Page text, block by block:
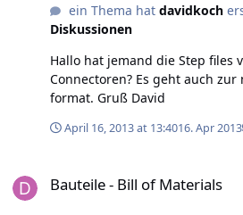
ein Thema hat davidkoch
Diskussionen
Hallo hat jemand die Step files
Connectoren? Es geht auch zur not ein anderes 3D
format. Gruß David
April 16, 2013 at 13:4016. Apr 2013
Bauteile - Bill of Materials